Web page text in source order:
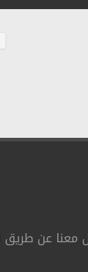
معنا عن طریق